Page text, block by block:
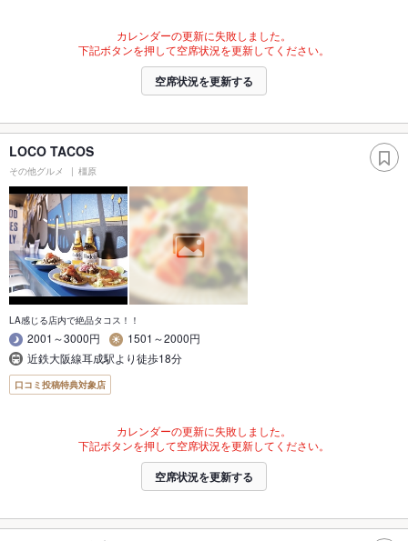
カレンダーの更新に失敗しました。
下記ボタンを押して空席状況を更新してください。
空席状況を更新する
LOCO TACOS
その他グルメ 橿原
LA感じる店内で絶品タコス！！
2001～3000円
1501～2000円
近鉄大阪線耳成駅より徒歩18分
口コミ投稿特典対象店
カレンダーの更新に失敗しました。
下記ボタンを押して空席状況を更新してください。
空席状況を更新する